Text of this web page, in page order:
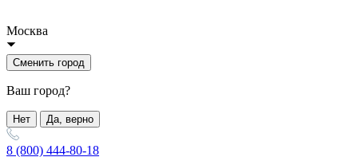
Москва
Сменить город
Ваш город?
Нет Да, верно
8 (800) 444-80-18